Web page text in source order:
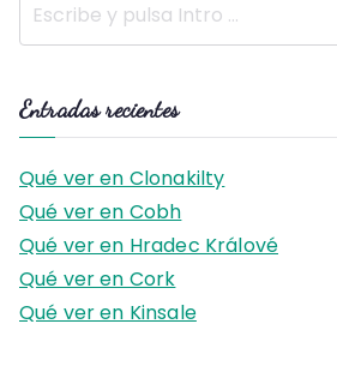
Entradas recientes
Qué ver en Clonakilty
Qué ver en Cobh
Qué ver en Hradec Králové
Qué ver en Cork
Qué ver en Kinsale